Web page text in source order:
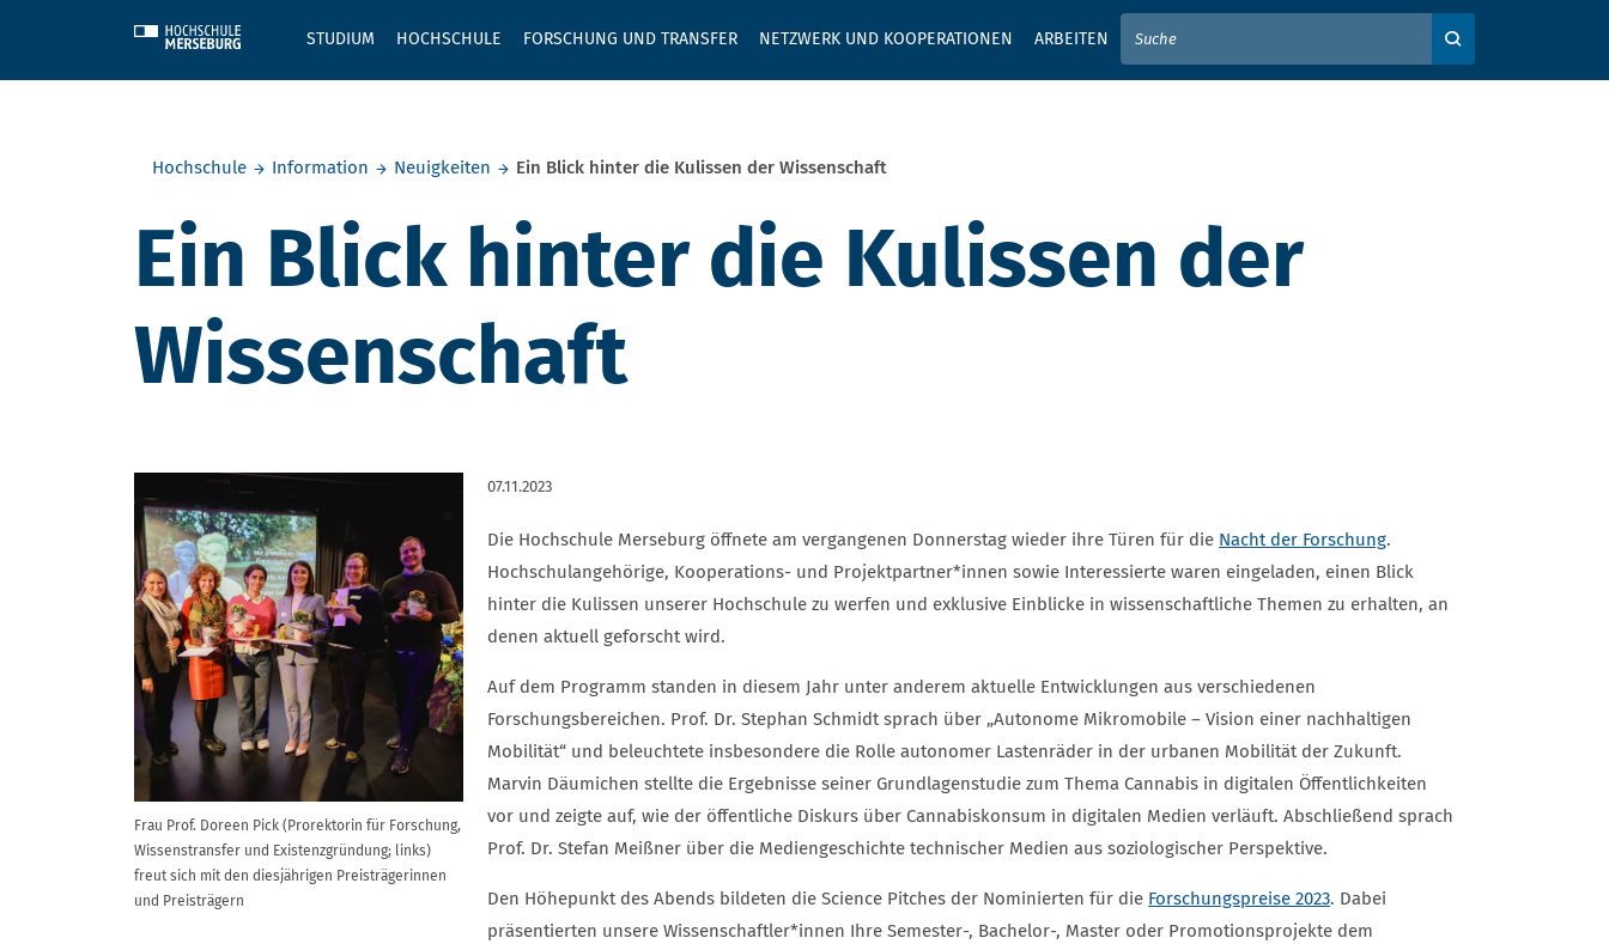
STUDIUM HOCHSCHULE FORSCHUNG UND TRANSFER NETZWERK UND KOOPERATIONEN ARBEITEN
GEBEN SIE HIER IHREN SUCHBEGRIFF EIN
Hochschule
Information Neuigkeiten Ein Blick hinter die Kulissen der Wissenschaft
Ein Blick hinter die Kulissen der
Wissenschaft
Frau Prof. Doreen Pick (Prorektorin für Forschung,
Wissenstransfer und Existenzgründung; links)
freut sich mit den diesjährigen Preisträgerinnen
und Preisträgern
07.11.2023
Die Hochschule Merseburg öffnete am vergangenen Donnerstag wieder ihre Türen für die Nacht der Forschung.
Hochschulangehörige, Kooperations- und Projektpartner*innen sowie Interessierte waren eingeladen, einen Blick
hinter die Kulissen unserer Hochschule zu werfen und exklusive Einblicke in wissenschaftliche Themen zu erhalten, an
denen aktuell geforscht wird.
Auf dem Programm standen in diesem Jahr unter anderem aktuelle Entwicklungen aus verschiedenen
Forschungsbereichen. Prof. Dr. Stephan Schmidt sprach über „Autonome Mikromobile – Vision einer nachhaltigen
Mobilität“ und beleuchtete insbesondere die Rolle autonomer Lastenräder in der urbanen Mobilität der Zukunft.
Marvin Däumichen stellte die Ergebnisse seiner Grundlagenstudie zum Thema Cannabis in digitalen Öffentlichkeiten
vor und zeigte auf, wie der öffentliche Diskurs über Cannabiskonsum in digitalen Medien verläuft. Abschließend sprach
Prof. Dr. Stefan Meißner über die Mediengeschichte technischer Medien aus soziologischer Perspektive.
Den Höhepunkt des Abends bildeten die Science Pitches der Nominierten für die Forschungspreise 2023. Dabei
präsentierten unsere Wissenschaftler*innen Ihre Semester-, Bachelor-, Master oder Promotionsprojekte dem